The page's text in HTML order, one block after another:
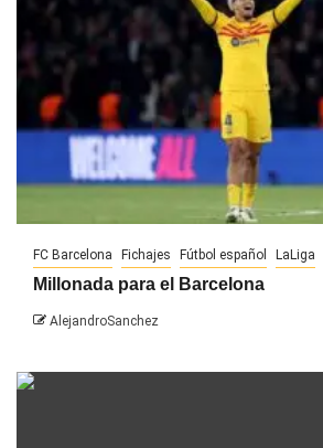
FC Barcelona Fichajes Fútbol español LaLiga
Millonada para el Barcelona
AlejandroSanchez